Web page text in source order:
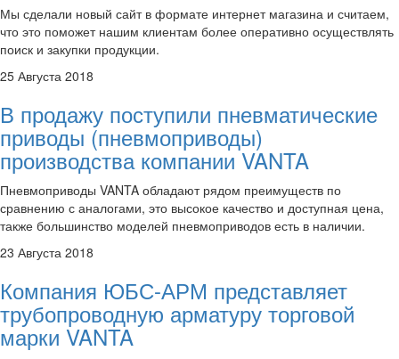
Мы сделали новый сайт в формате интернет магазина и считаем,
что это поможет нашим клиентам более оперативно осуществлять
поиск и закупки продукции.
25 Августа 2018
В продажу поступили пневматические
приводы (пневмоприводы)
производства компании VANTA
Пневмоприводы VANTA обладают рядом преимуществ по
сравнению с аналогами, это высокое качество и доступная цена,
также большинство моделей пневмоприводов есть в наличии.
23 Августа 2018
Компания ЮБС-АРМ представляет
трубопроводную арматуру торговой
марки VANTA